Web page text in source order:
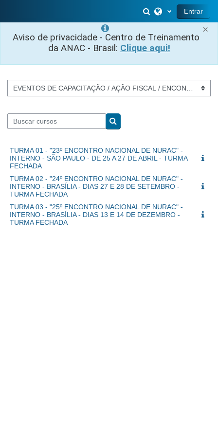
×
Aviso de privacidade - Centro de Treinamento
da ANAC - Brasil: Clique aqui!
Alternar entrada
Entrar
Categorias de Cursos
Buscar cursos
Buscar cursos
TURMA 01 - "23º ENCONTRO NACIONAL DE NURAC" -
INTERNO - SÃO PAULO - DE 25 A 27 DE ABRIL - TURMA
FECHADA
TURMA 02 - "24º ENCONTRO NACIONAL DE NURAC" -
INTERNO - BRASÍLIA - DIAS 27 E 28 DE SETEMBRO -
TURMA FECHADA
TURMA 03 - "25º ENCONTRO NACIONAL DE NURAC" -
INTERNO - BRASÍLIA - DIAS 13 E 14 DE DEZEMBRO -
TURMA FECHADA